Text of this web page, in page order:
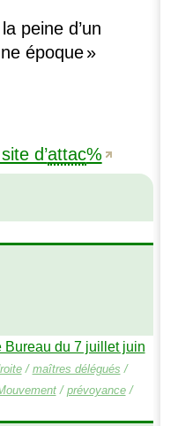
peine d’un
époque»
d’attac%
Bureau du 7 juillet juin
/ maîtres délégués /
/ prévoyance/